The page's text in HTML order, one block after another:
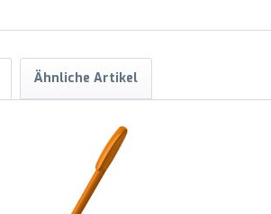
Ähnliche Artikel